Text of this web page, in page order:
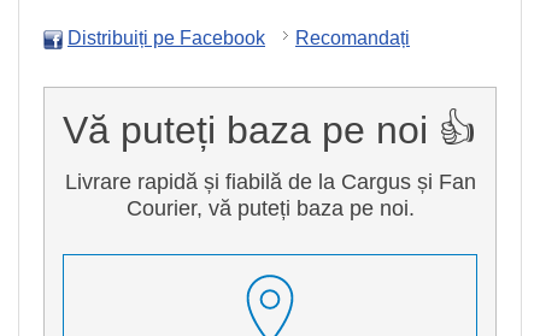
Distribuiți pe Facebook Recomandați
Vă puteți baza pe noi 👍
Livrare rapidă și fiabilă de la Cargus și Fan
Courier, vă puteți baza pe noi.